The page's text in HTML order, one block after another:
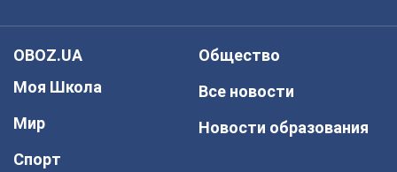
OBOZ.UA
Моя Школа
Мир
Спорт
Общество
Все новости
Новости образования